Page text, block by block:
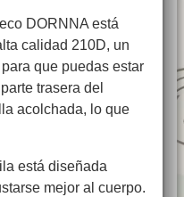
DORNNA está
calidad 210D, un
que puedas estar
trasera del
acolchada, lo que
está diseñada
mejor al cuerpo.